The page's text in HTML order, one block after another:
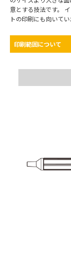
意とする技法です。
トの印刷にも向いてい
印刷範囲について